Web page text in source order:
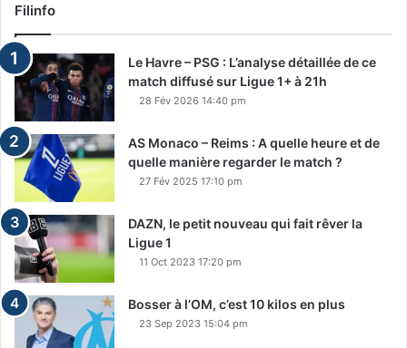
Filinfo
Le Havre – PSG : L’analyse détaillée de ce
match diffusé sur Ligue 1+ à 21h
28 Fév 2026 14:40 pm
AS Monaco – Reims : A quelle heure et de
quelle manière regarder le match ?
27 Fév 2025 17:10 pm
DAZN, le petit nouveau qui fait rêver la
Ligue 1
11 Oct 2023 17:20 pm
Bosser à l’OM, c’est 10 kilos en plus
23 Sep 2023 15:04 pm